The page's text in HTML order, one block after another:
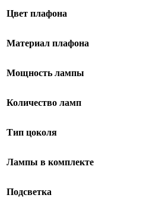
Цвет плафона
Материал плафона
Мощность лампы
Количество ламп
Тип цоколя
Лампы в комплекте
Подсветка